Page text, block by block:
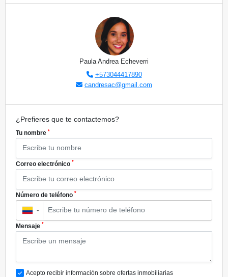
Paula Andrea Echeverri
+573044417890
candresac@gmail.com
¿Prefieres que te contactemos?
Tu nombre *
Correo electrónico *
Número de teléfono *
▼
Mensaje *
Acepto recibir información sobre ofertas inmobiliarias